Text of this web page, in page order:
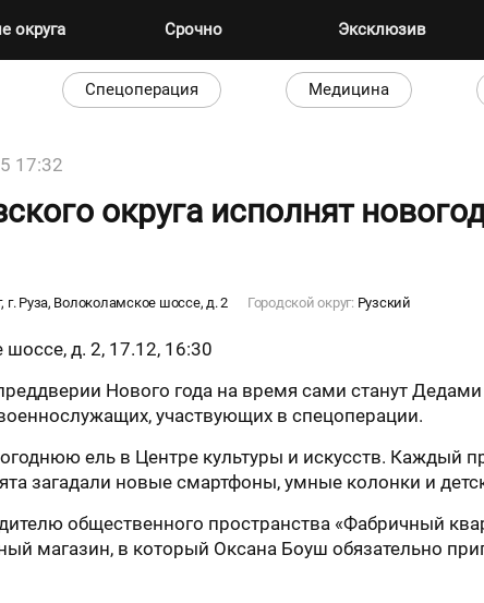
округа Срочно Эксклюзив
Спецоперация Медицина
17:32
округа исполнят
г. Руза, Волоколамское шоссе, д. 2 Городской округ: Рузский
шоссе, д. 2, 17.12, 16:30
Нового года на время сами станут
участвующих в спецоперации.
ель в Центре культуры и искусств. Каждый
загадали новые смартфоны, умные колонки и
общественного пространства «Фабричный
магазин, в который Оксана Боуш обязательно